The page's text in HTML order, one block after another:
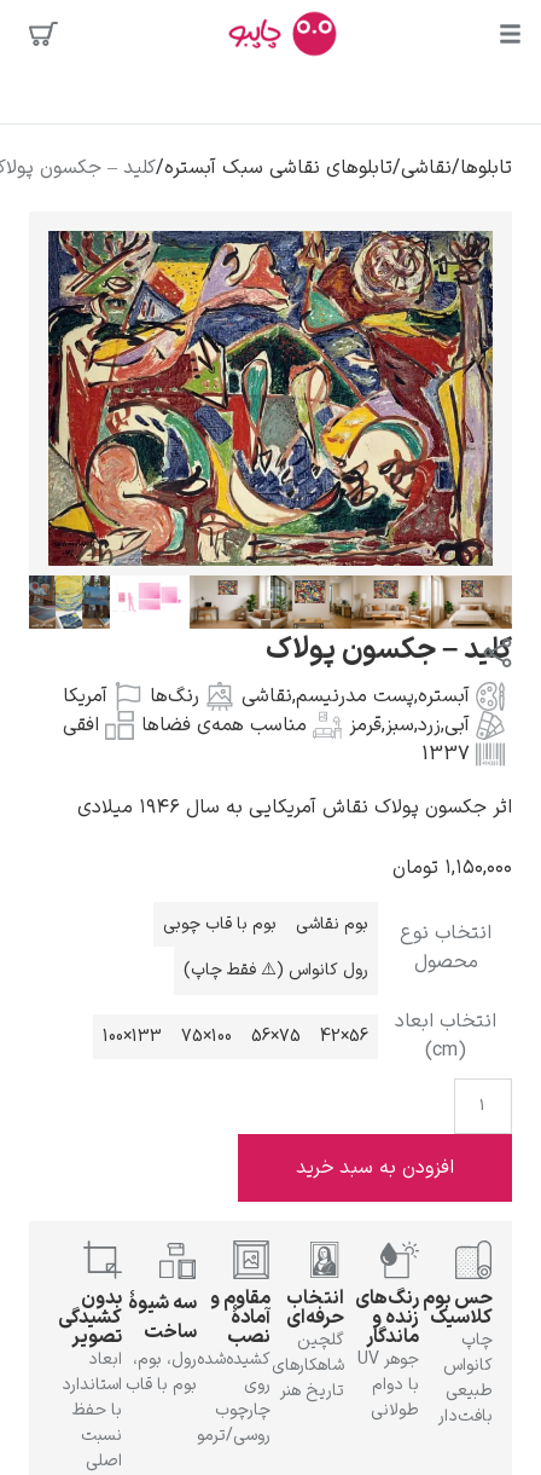
جستجوها
پیکاسو
سالوادور دالی
فریدا کالوا
محبوب‌ترین
هنرمندان
کلود مونه
ونسان ون گوگ
گوستاو کلیمت
ادوارد مونک
ادوارد هاپر
ادگار دگا
تابلوها/نقاشی/تابلوهای نقاشی سبک آبستره/کلید – جکسون پولاک
کلید – جکسون پولاک
آبستره,پست مدرنیسم,نقاشی رنگ‌ها
آمریکا
آبی,زرد,سبز,قرمز مناسب همه‌ی فضاها
افقی
1337
اثر جکسون پولاک نقاش آمریکایی به سال ۱۹۴۶ میلادی
۱,۱۵۰,۰۰۰ تومان
انتخاب نوع
محصول
بوم نقاشی
بوم با قاب چوبی
رول کانواس (⚠️ فقط چاپ)
انتخاب ابعاد
56×42
75×56
100×75
133×100
افزودن به سبد خرید
حس بوم
کلاسیک
چاپ
کانواس
طبیعی
بافت‌دار
رنگ‌های
زنده و
ماندگار
جوهر UV
با دوام
طولانی
انتخاب
حرفه‌ای
گلچین
شاهکارهای
تاریخ هنر
مقاوم و
آمادهٔ
نصب
کشیده‌شده
روی
چارچوب
روسی/ترمو
سه شیوهٔ
ساخت
رول، بوم،
بوم با قاب
بدون
کشیدگی
تصویر
ابعاد
استاندارد
با حفظ
نسبت
اصلی